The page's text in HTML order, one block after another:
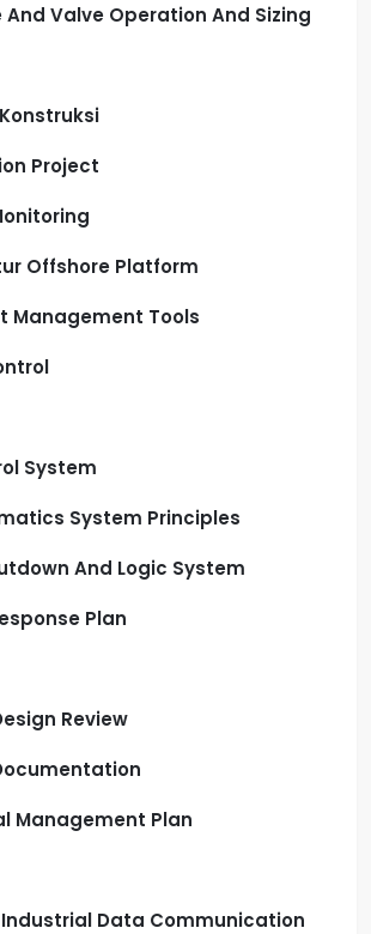
And Valve Operation And Sizing
Project
Offshore Platform
Management Tools
System
System Principles
And Logic System
Plan
Review
Management Plan
Data Communication